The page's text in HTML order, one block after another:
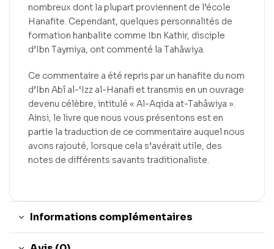
nombreux dont la plupart proviennent de l’école
Hanafite. Cependant, quelques personnalités de
formation hanbalite comme Ibn Kathir, disciple
d’Ibn Taymiya, ont commenté la Tahâwiya.
Ce commentaire a été repris par un hanafite du nom
d’Ibn Abî al-‘Izz al-Hanafi et transmis en un ouvrage
devenu célèbre, intitulé « Al-Aqida at-Tahâwiya ».
Ainsi, le livre que nous vous présentons est en
partie la traduction de ce commentaire auquel nous
avons rajouté, lorsque cela s’avérait utile, des
notes de différents savants traditionaliste.
Informations complémentaires